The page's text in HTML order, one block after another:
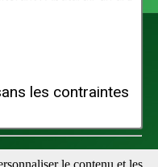
les contraintes
vos mots facilement :
le contenu et les